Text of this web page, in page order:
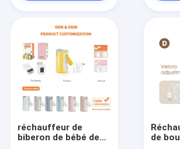
Produits
Au sujet de nous
Visite d'usine
réchauffeur de
biberon de bébé de
de